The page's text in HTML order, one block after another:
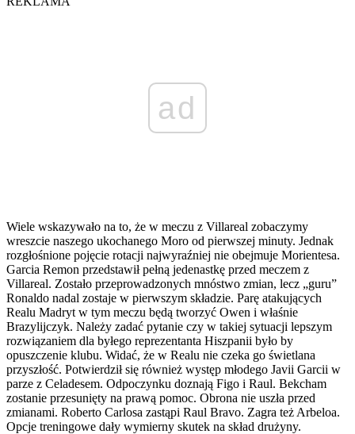
ad
Wiele wskazywało na to, że w meczu z Villareal zobaczymy
wreszcie naszego ukochanego Moro od pierwszej minuty. Jednak
rozgłośnione pojęcie rotacji najwyraźniej nie obejmuje Morientesa.
Garcia Remon przedstawił pełną jedenastkę przed meczem z
Villareal. Zostało przeprowadzonych mnóstwo zmian, lecz „guru”
Ronaldo nadal zostaje w pierwszym składzie. Parę atakujących
Realu Madryt w tym meczu będą tworzyć Owen i właśnie
Brazylijczyk. Należy zadać pytanie czy w takiej sytuacji lepszym
rozwiązaniem dla byłego reprezentanta Hiszpanii było by
opuszczenie klubu. Widać, że w Realu nie czeka go świetlana
przyszłość. Potwierdził się również występ młodego Javii Garcii w
parze z Celadesem. Odpoczynku doznają Figo i Raul. Bekcham
zostanie przesunięty na prawą pomoc. Obrona nie uszła przed
zmianami. Roberto Carlosa zastąpi Raul Bravo. Zagra też Arbeloa.
Opcje treningowe dały wymierny skutek na skład drużyny.